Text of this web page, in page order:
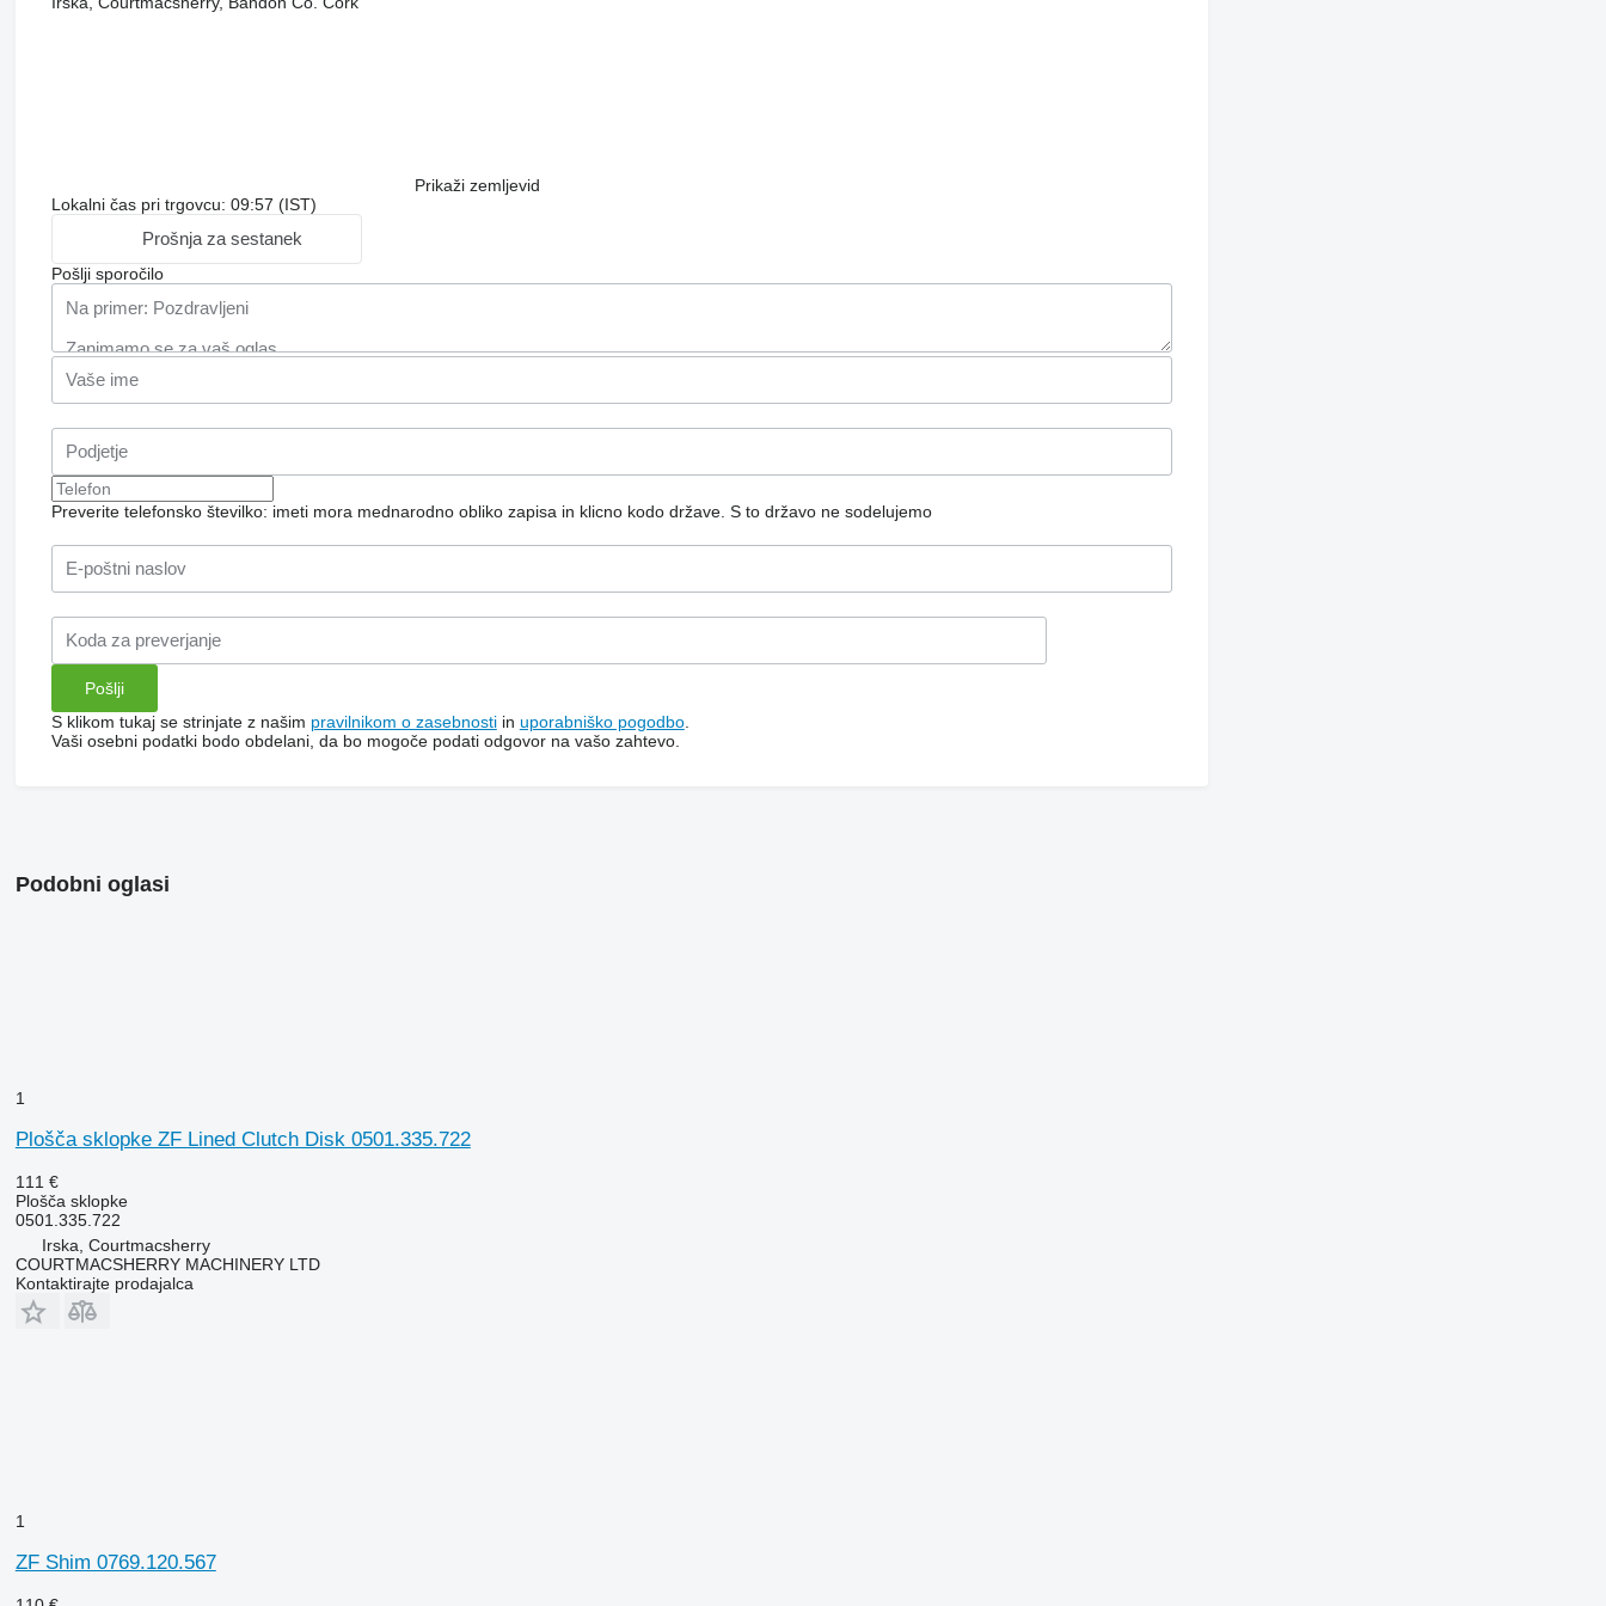
Prikaži zemljevid
Lokalni čas pri trgovcu: 09:57 (IST)
Prošnja za sestanek
Pošlji sporočilo
Preverite telefonsko številko: imeti mora mednarodno obliko zapisa in klicno kodo države. S to državo ne sodelujemo
S klikom tukaj se strinjate z našim pravilnikom o zasebnostiin uporabniško pogodbo.
Vaši osebni podatki bodo obdelani, da bo mogoče podati odgovor na vašo zahtevo.
Podobni oglasi
1
Plošča sklopke ZF Lined Clutch Disk 0501.335.722
111 €
Plošča sklopke
0501.335.722
Irska, Courtmacsherry
COURTMACSHERRY MACHINERY LTD
Kontaktirajte prodajalca
1
ZF Shim 0769.120.567